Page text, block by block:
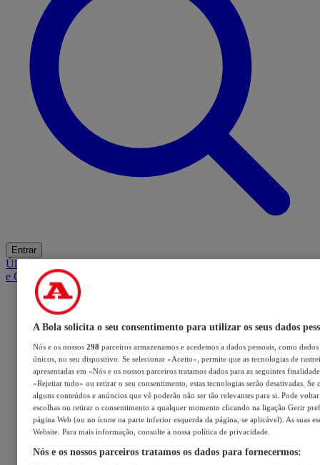
Entrar
ÚltimasMercadoOpiniãoiGaming HubA BOLA SUGEREBarba
e Cabelo
A Bola solicita o seu consentimento para utilizar os seus dados
Nós e os nossos 298 parceiros armazenamos e acedemos a dados pessoais, como
únicos, no seu dispositivo. Se selecionar «Aceito», permite que as tecnologias de
apresentadas em «Nós e os nossos parceiros tratamos dados para as seguintes
«Rejeitar tudo» ou retirar o seu consentimento, estas tecnologias serão desativadas. Se
alguns conteúdos e anúncios que vê poderão não ser tão relevantes para si. Pode voltar
escolhas ou retirar o consentimento a qualquer momento clicando na ligação Gerir
página Web (ou no ícone na parte inferior esquerda da página, se aplicável). As suas
Website. Para mais informação, consulte a nossa política de privacidade.
Nós e os nossos parceiros tratamos os dados para fornecermos: